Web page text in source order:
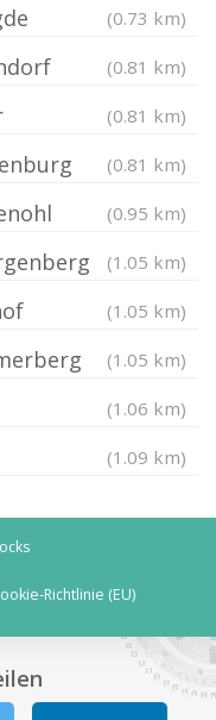
(0.73 km)
(0.81 km)
(0.81 km)
(0.81 km)
(0.95 km)
(1.05 km)
(1.05 km)
(1.05 km)
(1.06 km)
(1.09 km)
Richtlinie (EU)